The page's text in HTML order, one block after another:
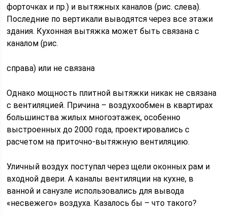
форточках и пр.) и вытяжных каналов (рис. слева).
Последние по вертикали выводятся через все этажи
здания. Кухонная вытяжка может быть связана с
каналом (рис.
справа) или не связана
Однако мощность плитной вытяжки никак не связана
с вентиляцией. Причина – воздухообмен в квартирах
большинства жилых многоэтажек, особенно
выстроенных до 2000 года, проектировались с
расчетом на приточно-вытяжную вентиляцию.
Уличный воздух поступал через щели оконных рам и
входной двери. А каналы вентиляции на кухне, в
ванной и санузле использовались для вывода
«несвежего» воздуха. Казалось бы – что такого?